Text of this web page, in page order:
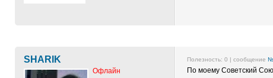
SHARIK
Офлайн
Полезность: 0 | сообщение
По моему Советский